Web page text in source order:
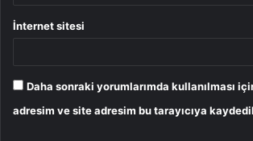
İnternet sitesi
Daha sonraki yorumlarımda kullanılması
adresim ve site adresim bu tarayıcıya